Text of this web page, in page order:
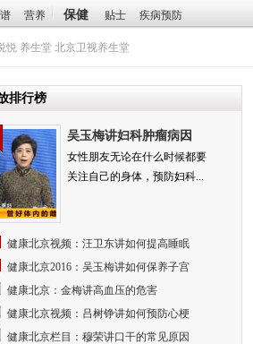
营养 保健 贴士 疾病预防
悦 养生堂 北京卫视养生堂
排行榜
吴玉梅讲妇科肿瘤病因
女性朋友无论在什么时候都要
关注自己的身体，预防妇科...
健康北京视频：汪卫东讲如何提高睡眠
健康北京2016：吴玉梅讲如何保养子宫
健康北京：金梅讲高血压的危害
健康北京视频：吕树铮讲如何预防心梗
健康北京栏目：穆荣讲口干的常见原因